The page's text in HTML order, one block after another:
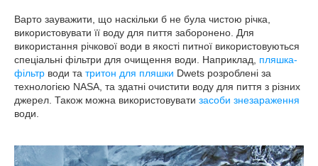
Варто зауважити, що наскільки б не була чистою річка,
використовувати її воду для пиття заборонено. Для
використання річкової води в якості питної використовуються
спеціальні фільтри для очищення води. Наприклад, пляшка-
фільтр води та тритон для пляшки Dwets розроблені за
технологією NASA, та здатні очистити воду для пиття з різних
джерел. Також можна використовувати засоби знезараження
води.